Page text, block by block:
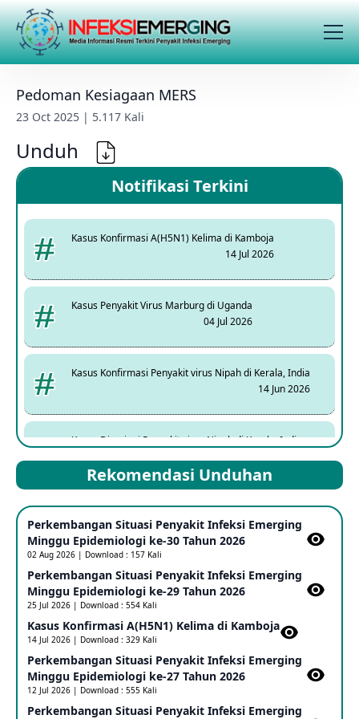
Pedoman Kesiagaan MERS
23 Oct 2025 | 5.117 Kali
Unduh
Notifikasi Terkini
Kasus Konfirmasi A(H5N1) Kelima di Kamboja
14 Jul 2026
Kasus Penyakit Virus Marburg di Uganda
04 Jul 2026
Kasus Konfirmasi Penyakit virus Nipah di Kerala, India
14 Jun 2026
Kasus Dicurigai Penyakit virus Nipah di Kerala, India
Mpox Clade 1b di Taiwan
25 May 2026
Update Informasi PHEIC Penyakit Ebola
23 May 2026
Penetapan Outbreak Penyakit Ebola di RD Kongo dan
Uganda Sebagai PHEIC
17 May 2026
Rekomendasi Unduhan
Perkembangan Situasi Penyakit Infeksi Emerging
Minggu Epidemiologi ke-30 Tahun 2026
02 Aug 2026 | Download : 157 Kali
Perkembangan Situasi Penyakit Infeksi Emerging
Minggu Epidemiologi ke-29 Tahun 2026
25 Jul 2026 | Download : 554 Kali
Kasus Konfirmasi A(H5N1) Kelima di Kamboja​
14 Jul 2026 | Download : 329 Kali
Perkembangan Situasi Penyakit Infeksi Emerging
Minggu Epidemiologi ke-27 Tahun 2026
12 Jul 2026 | Download : 555 Kali
Perkembangan Situasi Penyakit Infeksi Emerging